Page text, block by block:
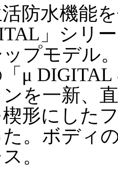
防水機能
」シリ
プモデル
μ DIGITAL
を一新、
形にした
。ボディ
。